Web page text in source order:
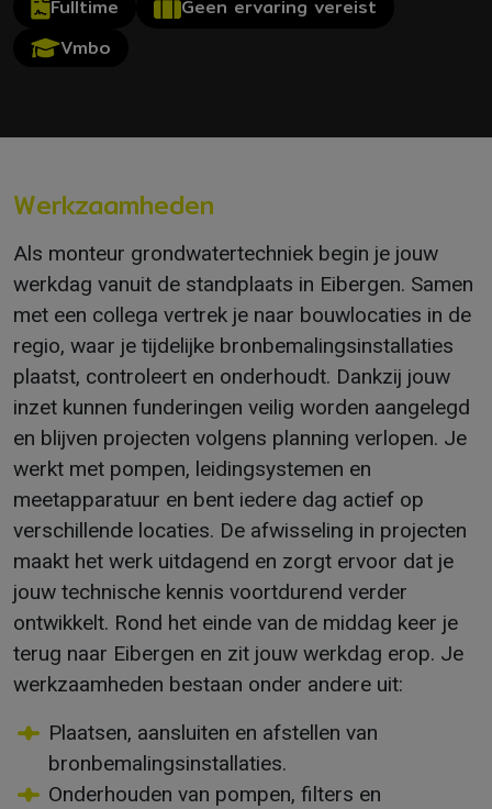
Fulltime
Geen ervaring vereist
Vmbo
Werkzaamheden
Als monteur grondwatertechniek begin je jouw
werkdag vanuit de standplaats in Eibergen. Samen
met een collega vertrek je naar bouwlocaties in de
regio, waar je tijdelijke bronbemalingsinstallaties
plaatst, controleert en onderhoudt. Dankzij jouw
inzet kunnen funderingen veilig worden aangelegd
en blijven projecten volgens planning verlopen. Je
werkt met pompen, leidingsystemen en
meetapparatuur en bent iedere dag actief op
verschillende locaties. De afwisseling in projecten
maakt het werk uitdagend en zorgt ervoor dat je
jouw technische kennis voortdurend verder
ontwikkelt. Rond het einde van de middag keer je
terug naar Eibergen en zit jouw werkdag erop. Je
werkzaamheden bestaan onder andere uit:
Plaatsen, aansluiten en afstellen van
bronbemalingsinstallaties.
Onderhouden van pompen, filters en